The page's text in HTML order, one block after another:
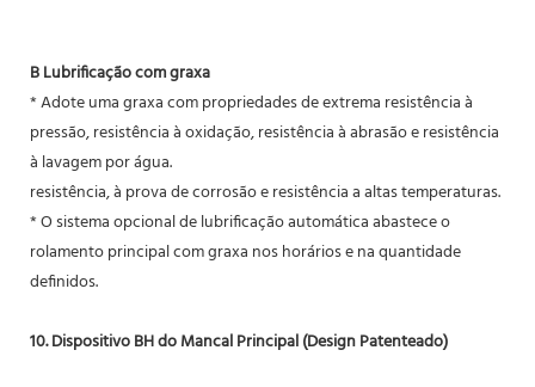
B Lubrificação com graxa
* Adote uma graxa com propriedades de extrema resistência à
pressão, resistência à oxidação, resistência à abrasão e resistência
à lavagem por água.
resistência, à prova de corrosão e resistência a altas temperaturas.
* O sistema opcional de lubrificação automática abastece o
rolamento principal com graxa nos horários e na quantidade
definidos.
10. Dispositivo BH do Mancal Principal (Design Patenteado)